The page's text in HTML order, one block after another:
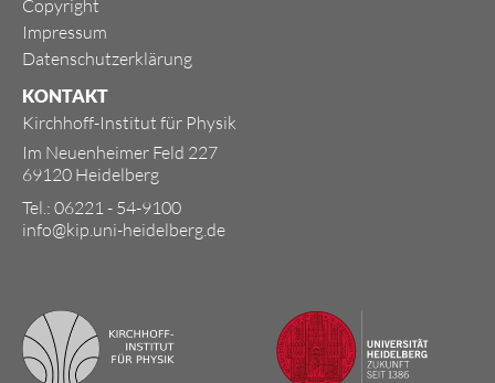
Copyright
Impressum
Datenschutzerklärung
KONTAKT
Kirchhoff-Institut für Physik
Im Neuenheimer Feld 227
69120 Heidelberg
Tel.: 06221 - 54-9100
info@kip.uni-heidelberg.de